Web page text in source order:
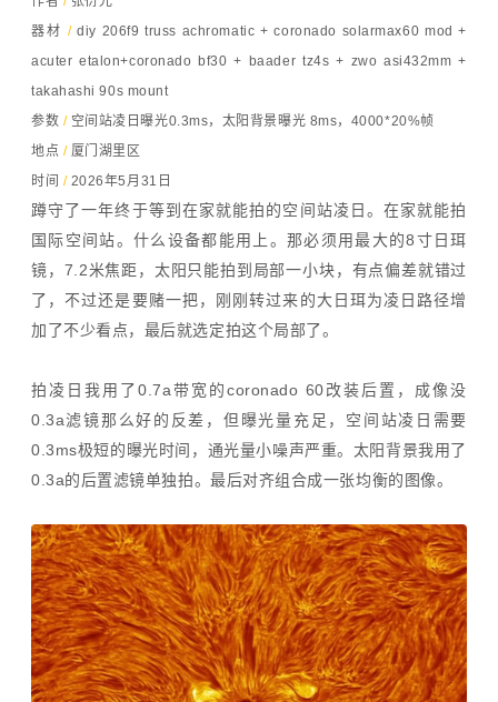
器材 /diy 206f9 truss achromatic + coronado solarmax60 mod +
acuter etalon+coronado bf30 + baader tz4s + zwo asi432mm +
takahashi 90s mount
参数 / 空间站凌日曝光0.3ms，太阳背景曝光 8ms，4000*20%帧
地点 /厦门湖里区
时间 / 2026年5月31日
蹲守了一年终于等到在家就能拍的空间站凌日。在家就能拍
国际空间站。什么设备都能用上。那必须用最大的8寸日珥
镜，7.2米焦距，太阳只能拍到局部一小块，有点偏差就错过
了，不过还是要赌一把，刚刚转过来的大日珥为凌日路径增
加了不少看点，最后就选定拍这个局部了。
拍凌日我用了0.7a带宽的coronado 60改装后置，成像没
0.3a滤镜那么好的反差，但曝光量充足，空间站凌日需要
0.3ms极短的曝光时间，通光量小噪声严重。太阳背景我用了
0.3a的后置滤镜单独拍。最后对齐组合成一张均衡的图像。